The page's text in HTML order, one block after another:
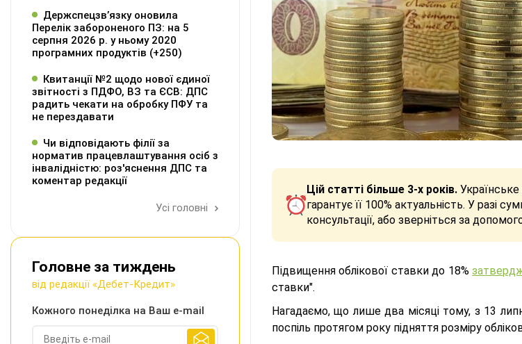
Цій статті більше 3-х років.
гарантує її 100% актуальність. У разі
консультації, або зверніться за
Підвищення облікової ставки до 18%
ставки".
Нагадаємо, що лише два місяці тому, з 13
поспіль протягом року підняття розміру
Держспецзв’язку оновила
Перелік забороненого ПЗ: на 5
серпня 2026 р. у ньому 2020
програмних продуктів (+250)
Квитанції №2 щодо нової єдиної
звітності з ПДФО, ВЗ та ЄСВ: ДПС
радить чекати на обробку ПФУ та
не перездавати
Чи відповідають філії за
норматив працевлаштування осіб з
інвалідністю: роз'яснення ДПС та
коментар редакції
Усі головні
Головне за тиждень
від редакції «Дебет-Кредит»
Кожного понеділка на Ваш e-mail